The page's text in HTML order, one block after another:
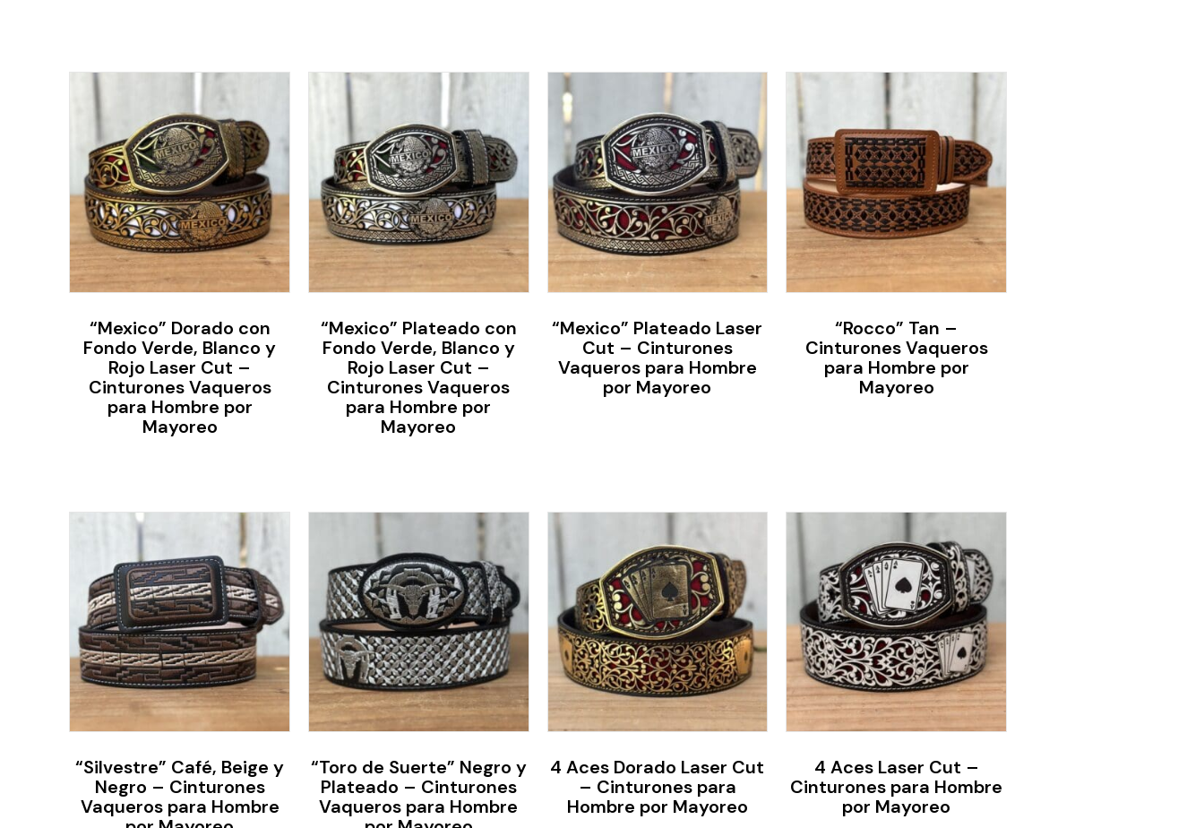
“Mexico” Dorado con
Fondo Verde, Blanco y
Rojo Laser Cut –
Cinturones Vaqueros
para Hombre por
Mayoreo
“Mexico” Plateado con
Fondo Verde, Blanco y
Rojo Laser Cut –
Cinturones Vaqueros
para Hombre por
Mayoreo
“Mexico” Plateado Laser
Cut – Cinturones
Vaqueros para Hombre
por Mayoreo
“Rocco” Tan –
Cinturones Vaqueros
para Hombre por
Mayoreo
“Silvestre” Café, Beige y
Negro – Cinturones
Vaqueros para Hombre
“Toro de Suerte” Negro y
Plateado – Cinturones
Vaqueros para Hombre
4 Aces Dorado Laser Cut
– Cinturones para
Hombre por Mayoreo
4 Aces Laser Cut –
Cinturones para Hombre
por Mayoreo